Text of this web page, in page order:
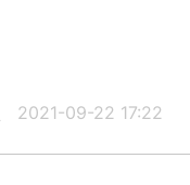
2021-09-22 17:22